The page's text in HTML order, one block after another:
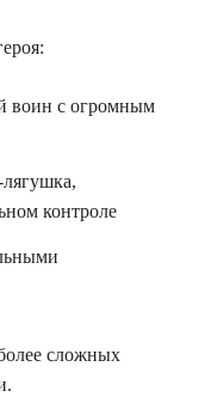
воин с огромным
контроле
сложных